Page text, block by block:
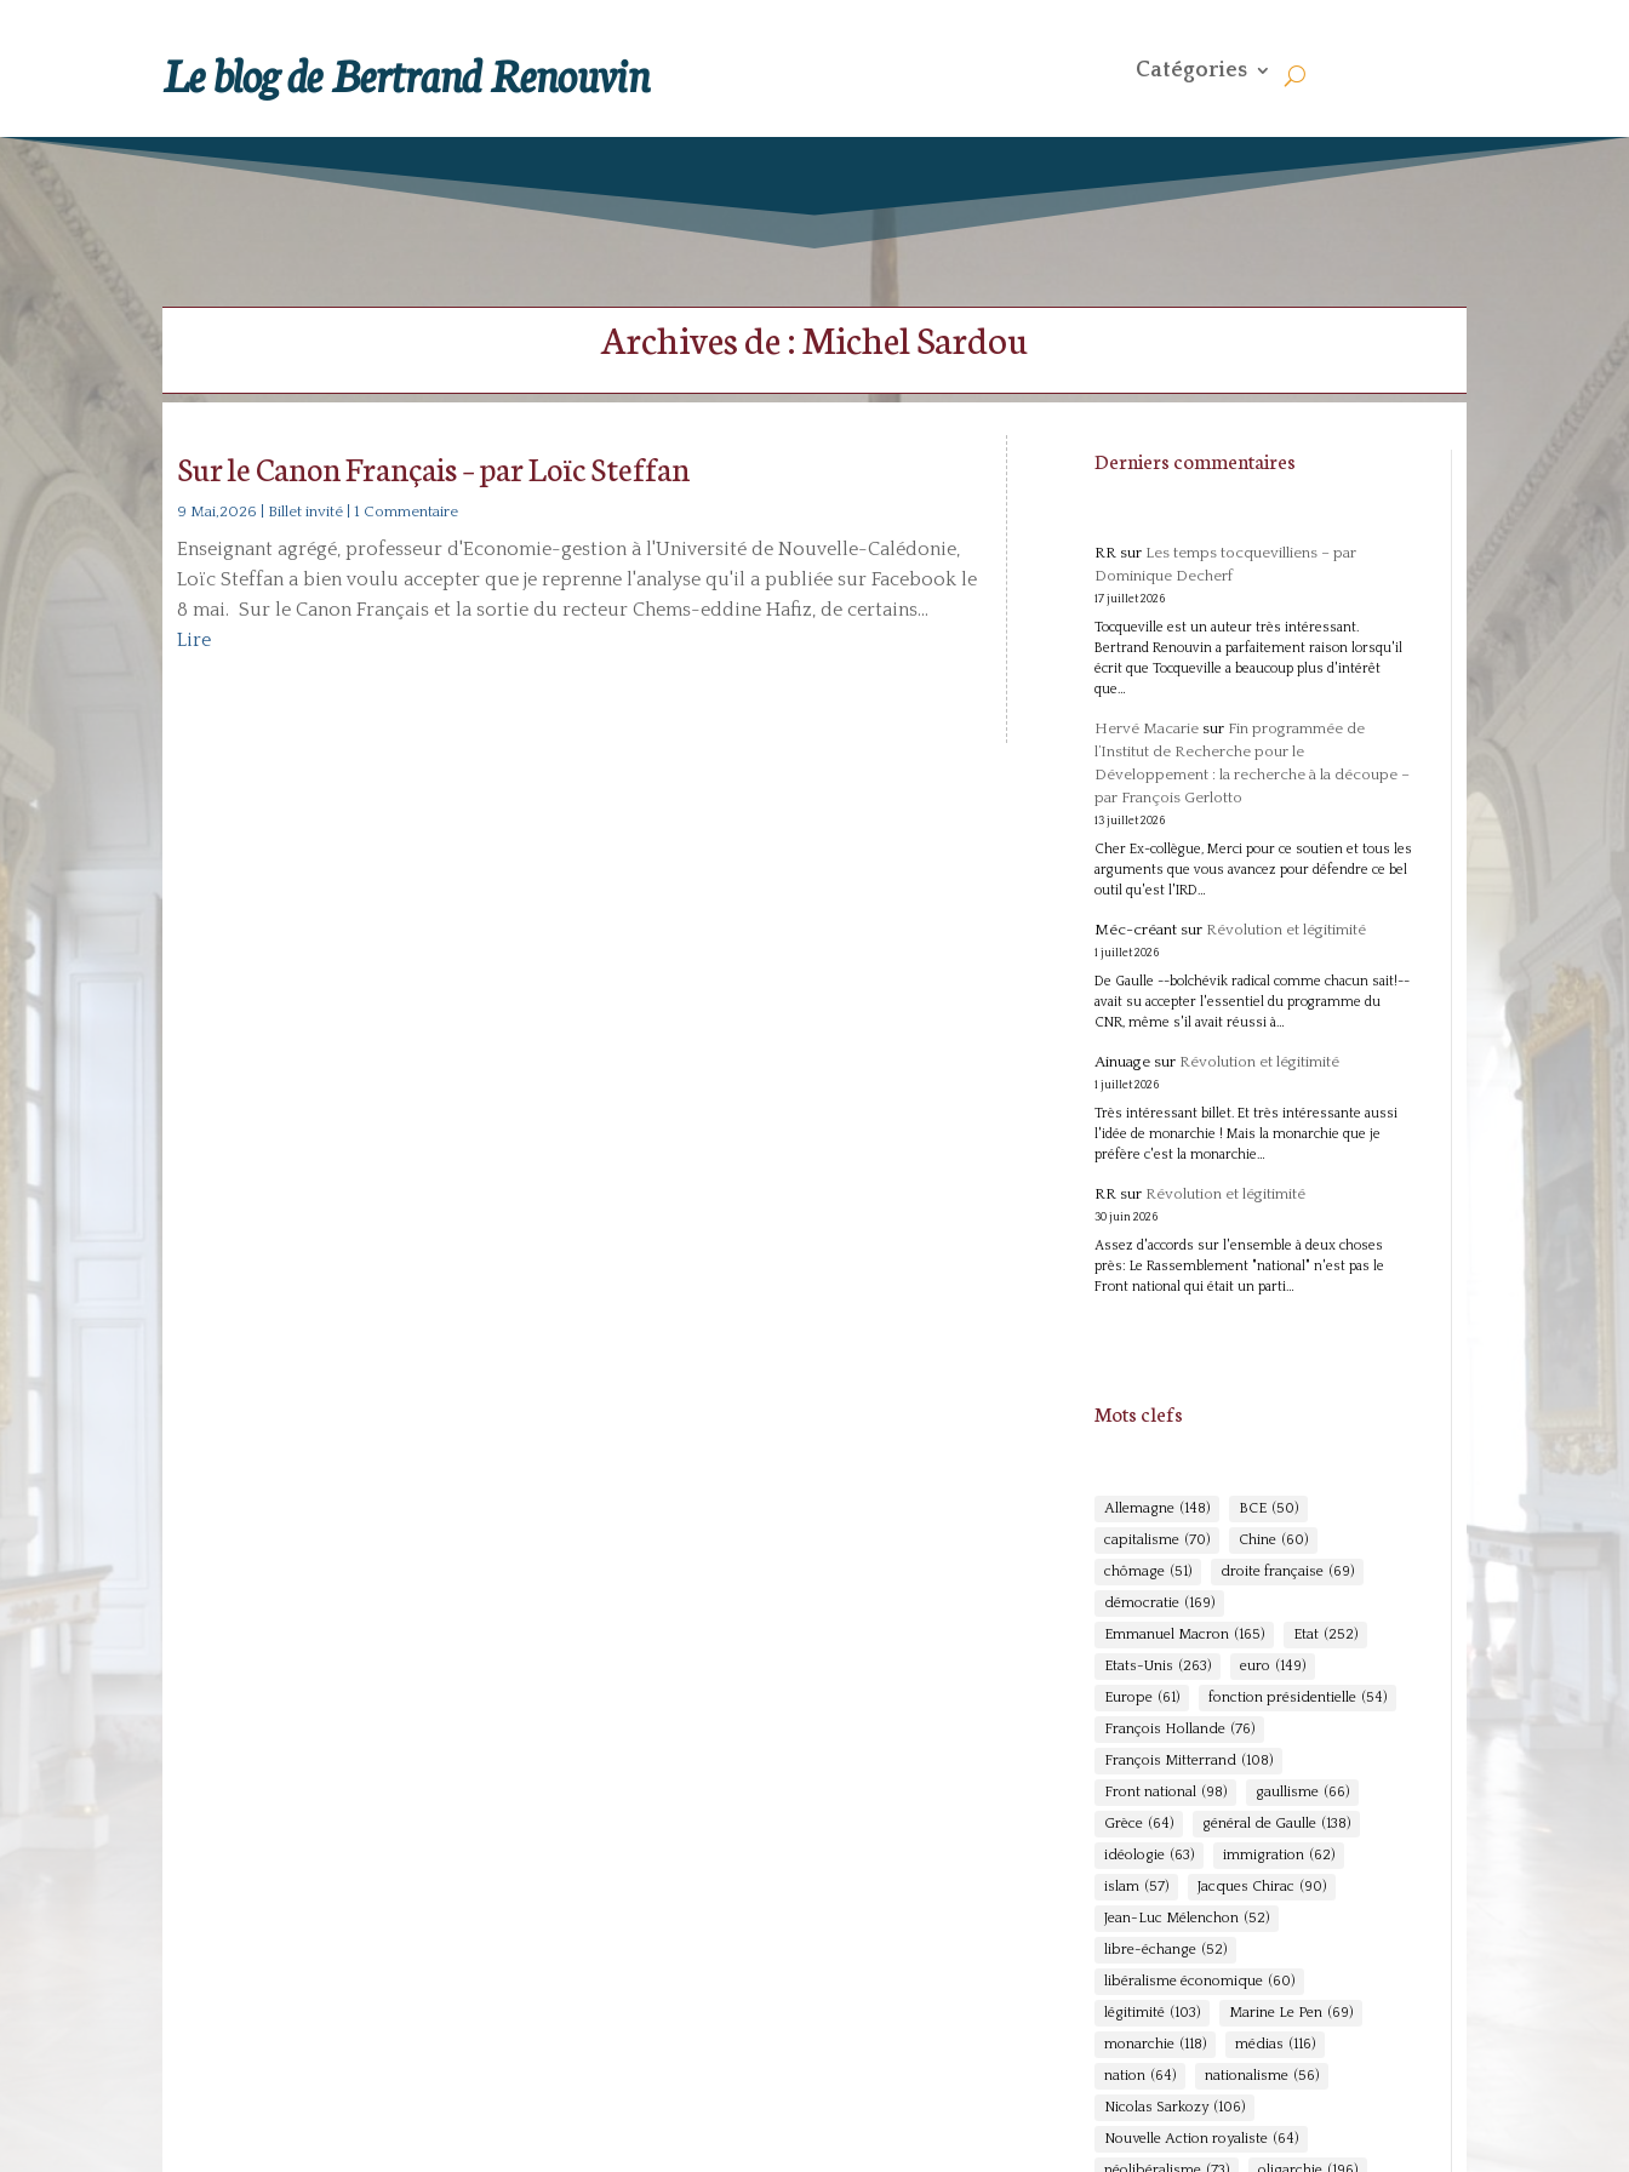
Le blog de Bertrand Renouvin Catégories
Archives de : Michel Sardou
Sur le Canon Français – par Loïc Steffan
9 Mai,2026 Billet invité | 1 Commentaire
Enseignant agrégé, professeur d'Economie-gestion à l'Université de Nouvelle-Calédonie,
Loïc Steffan a bien voulu accepter que je reprenne l'analyse qu'il a publiée sur Facebook le
8 mai. Sur le Canon Français et la sortie du recteur Chems-eddine Hafiz, de certains...
Lire
Derniers commentaires
RRsur Les temps tocquevilliens – par
Dominique Decherf
17 juillet 2026
Tocqueville est un auteur très intéressant.
Bertrand Renouvin a parfaitement raison lorsqu'il
écrit que Tocqueville a beaucoup plus d'intérêt
que…
Hervé Macariesur Fin programmée de
l’Institut de Recherche pour le
Développement : la recherche à la découpe –
par François Gerlotto
13 juillet 2026
Cher Ex-collègue, Merci pour ce soutien et tous les
arguments que vous avancez pour défendre ce bel
outil qu'est l'IRD…
Méc-créantsur Révolution et légitimité
1 juillet 2026
De Gaulle --bolchévik radical comme chacun sait!--
avait su accepter l'essentiel du programme du
CNR, même s'il avait réussi à…
Ainuagesur Révolution et légitimité
1 juillet 2026
Très intéressant billet. Et très intéressante aussi
l'idée de monarchie ! Mais la monarchie que je
préfère c'est la monarchie…
RRsur Révolution et légitimité
30 juin 2026
Assez d'accords sur l'ensemble à deux choses
près: Le Rassemblement "national" n'est pas le
Front national qui était un parti…
Mots clefs
Allemagne (148) BCE (50)
capitalisme (70) Chine (60)
chômage (51) droite française (69)
démocratie (169)
Emmanuel Macron (165) Etat (252)
Etats-Unis (263) euro (149)
Europe (61) fonction présidentielle (54)
François Hollande (76)
François Mitterrand (108)
Front national (98) gaullisme (66)
Grèce (64) général de Gaulle (138)
idéologie (63) immigration (62)
islam (57) Jacques Chirac (90)
Jean-Luc Mélenchon (52)
libre-échange (52)
libéralisme économique (60)
légitimité (103) Marine Le Pen (69)
monarchie (118) médias (116)
nation (64) nationalisme (56)
Nicolas Sarkozy (106)
Nouvelle Action royaliste (64)